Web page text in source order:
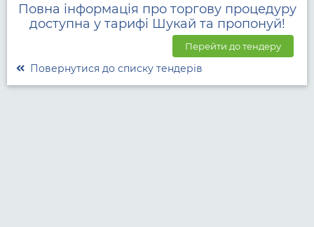
Повна інформація про торгову процедуру
доступна у тарифі Шукай та пропонуй!
Перейти до тендеру
Повернутися до списку тендерів